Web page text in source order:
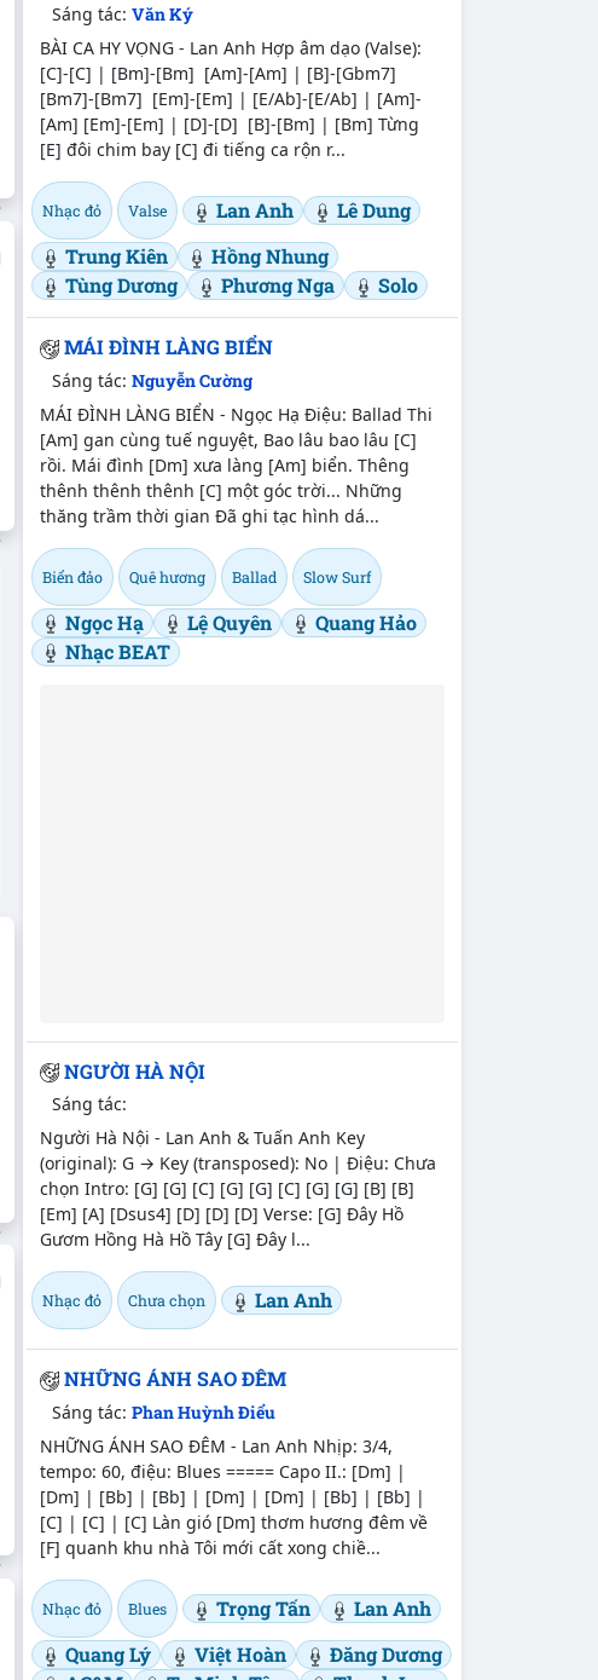
Sáng tác:Văn Ký
BÀI CA HY VỌNG - Lan Anh Hợp âm dạo (Valse):
[C]-[C] | [Bm]-[Bm] [Am]-[Am] | [B]-[Gbm7]
[Bm7]-[Bm7] [Em]-[Em] | [E/Ab]-[E/Ab] | [Am]-
[Am] [Em]-[Em] | [D]-[D] [B]-[Bm] | [Bm] Từng
[E] đôi chim bay [C] đi tiếng ca rộn r...
Nhạc đỏ Valse Lan Anh
Lê Dung
Trung Kiên
Hồng Nhung
Tùng Dương
Phương Nga Solo
MÁI ĐÌNH LÀNG BIỂN
Sáng tác:Nguyễn Cường
MÁI ĐÌNH LÀNG BIỂN - Ngọc Hạ Điệu: Ballad Thi
[Am] gan cùng tuế nguyệt, Bao lâu bao lâu [C]
rồi. Mái đình [Dm] xưa làng [Am] biển. Thêng
thênh thênh thênh [C] một góc trời... Những
thăng trầm thời gian Đã ghi tạc hình dá...
Biển đảo Quê hương Ballad Slow Surf
Ngọc Hạ Lệ Quyên
Quang Hảo
Nhạc BEAT
NGƯỜI HÀ NỘI
Sáng tác:
Người Hà Nội - Lan Anh & Tuấn Anh Key
(original): G → Key (transposed): No | Điệu: Chưa
chọn Intro: [G] [G] [C] [G] [G] [C] [G] [G] [B] [B]
[Em] [A] [Dsus4] [D] [D] [D] Verse: [G] Đây Hồ
Gươm Hồng Hà Hồ Tây [G] Đây l...
Nhạc đỏ Chưa chọn Lan Anh
NHỮNG ÁNH SAO ĐÊM
Sáng tác:Phan Huỳnh Điểu
NHỮNG ÁNH SAO ĐÊM - Lan Anh Nhịp: 3/4,
tempo: 60, điệu: Blues ===== Capo II.: [Dm] |
[Dm] | [Bb] | [Bb] | [Dm] | [Dm] | [Bb] | [Bb] |
[C] | [C] | [C] Làn gió [Dm] thơm hương đêm về
[F] quanh khu nhà Tôi mới cất xong chiề...
Nhạc đỏ Blues Trọng Tấn
Lan Anh
Quang Lý
Việt Hoàn
Đăng Dương